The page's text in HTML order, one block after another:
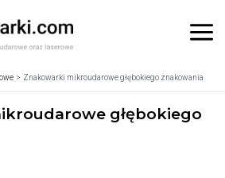
Znakowarki mikroudarowe głębokiego znakowania
głębokiego